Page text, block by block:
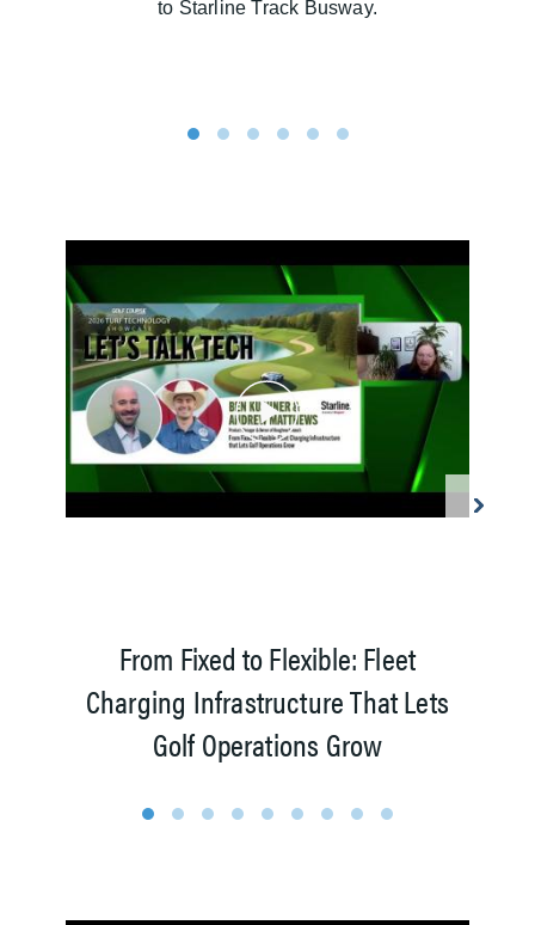
to Starline Track Busway.
1 2 3 4 5 6
From Fixed to Flexible: Fleet
Charging Infrastructure That Lets
Golf Operations Grow
1 2 3 4 5 6 7 8 9